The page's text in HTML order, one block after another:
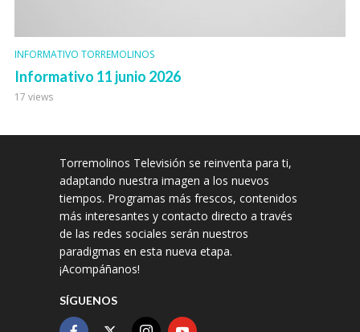
INFORMATIVO TORREMOLINOS
Informativo 11 junio 2026
17 views
Torremolinos Televisión se reinventa para ti,
adaptando nuestra imagen a los nuevos
tiempos. Programas más frescos, contenidos
más interesantes y contacto directo a través
de las redes sociales serán nuestros
paradigmas en esta nueva etapa.
¡Acompáñanos!
SÍGUENOS